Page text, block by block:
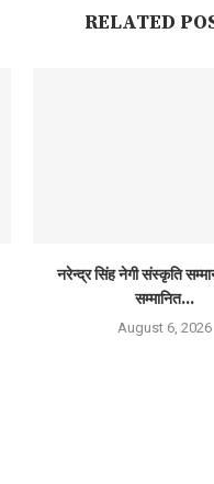
RELATED
नरेन्द्र सिंह नेगी संस्कृति
सम्मानित...
August 6, 2026